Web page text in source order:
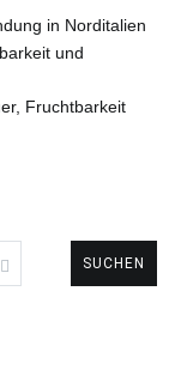
in Norditalien
und
Fruchtbarkeit